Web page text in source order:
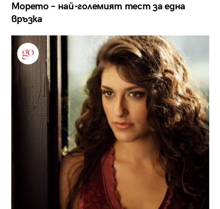
Морето – най-големият тест за една
връзка